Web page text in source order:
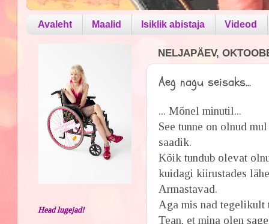
Avaleht Maalid Isiklik abistaja Videod
NELJAPÄEV,
Aeg nagu seisaks...
... Mõnel minutil...
See tunne on olnud
saadik.
Kõik tundub olevat
kuidagi kiirustades
Armastavad.
Aga mis nad tegelikult
Tean, et mina olen
Head lugejad!